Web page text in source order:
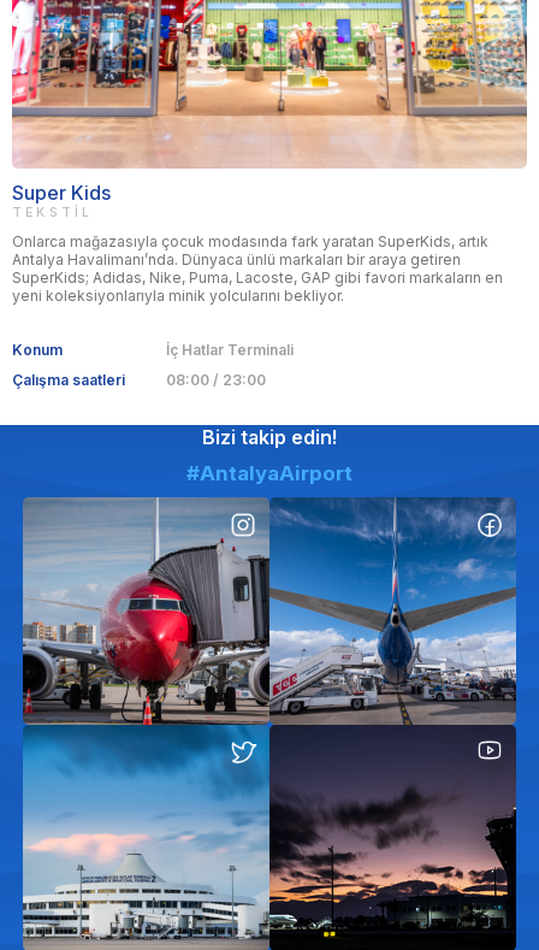
Super Kids
TEKSTIL
Onlarca mağazasıyla çocuk modasında fark yaratan SuperKids, artık
Antalya Havalimanı’nda. Dünyaca ünlü markaları bir araya getiren
SuperKids; Adidas, Nike, Puma, Lacoste, GAP gibi favori markaların en
yeni koleksiyonlarıyla minik yolcularını bekliyor.
Konum
İç Hatlar Terminali
Çalışma saatleri
08:00 / 23:00
Bizi takip edin!
#AntalyaAirport